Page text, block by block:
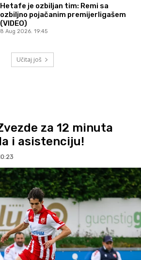
Hetafe je ozbiljan tim: Remi sa
ozbiljno pojačanim premijerligašem
(VIDEO)
8 Aug 2026. 19:45
Učitaj još